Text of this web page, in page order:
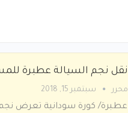
نقل نجم السيالة عطبرة
محرر سبتمبر 15, 2018
عطبرة/ كورة سودانية تعرض